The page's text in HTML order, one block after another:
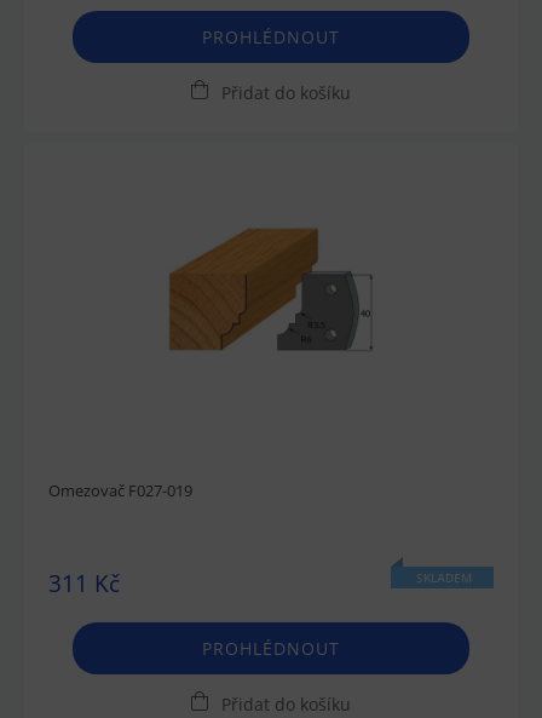
PROHLÉDNOUT
Přidat do košíku
Omezovač F027-019
311 Kč SKLADEM
PROHLÉDNOUT
Přidat do košíku